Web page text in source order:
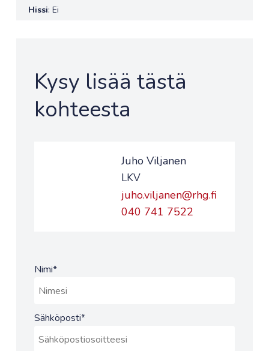
Hissi: Ei
Kysy lisää tästä
kohteesta
Juho Viljanen
LKV
juho.viljanen@rhg.fi
040 741 7522
Nimi*
Sähköposti*